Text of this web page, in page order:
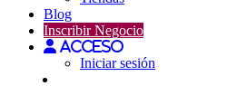
Blog
Inscribir Negocio
Acceso
Iniciar sesión